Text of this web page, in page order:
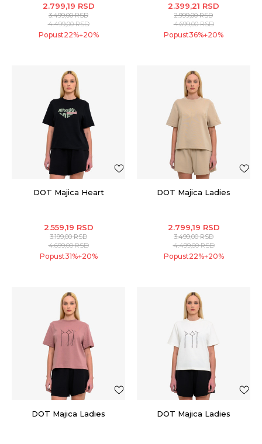
2.799,19 RSD
3.499,00RSD
4.499,00RSD
Popust22%+20%
2.399,21 RSD
2.999,00RSD
4.699,00RSD
Popust36%+20%
DOT Majica Heart
2.559,19 RSD
3.199,00RSD
4.699,00RSD
Popust31%+20%
DOT Majica Ladies
2.799,19 RSD
3.499,00RSD
4.499,00RSD
Popust22%+20%
DOT Majica Ladies DOT Majica Ladies